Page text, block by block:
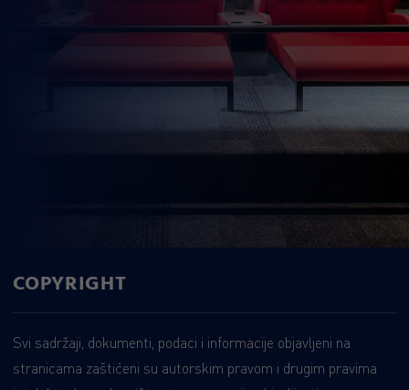
COPYRIGHT
Svi sadržaji, dokumenti, podaci i informacije objavljeni na
stranicama zaštićeni su autorskim pravom i drugim pravima